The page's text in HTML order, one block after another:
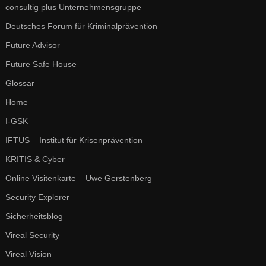
consultig plus Unternehmensgruppe
Deutsches Forum für Kriminalprävention
Future Advisor
Future Safe House
Glossar
Home
I-GSK
IFTUS – Institut für Krisenprävention
KRITIS & Cyber
Online Visitenkarte – Uwe Gerstenberg
Security Explorer
Sicherheitsblog
Vireal Security
Vireal Vision